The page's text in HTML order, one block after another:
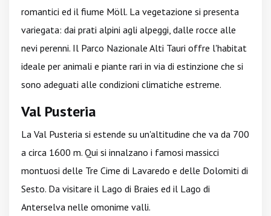
romantici ed il fiume Möll. La vegetazione si presenta
variegata: dai prati alpini agli alpeggi, dalle rocce alle
nevi perenni. Il Parco Nazionale Alti Tauri offre l'habitat
ideale per animali e piante rari in via di estinzione che si
sono adeguati alle condizioni climatiche estreme.
Val Pusteria
La Val Pusteria si estende su un'altitudine che va da 700
a circa 1600 m. Qui si innalzano i famosi massicci
montuosi delle Tre Cime di Lavaredo e delle Dolomiti di
Sesto. Da visitare il Lago di Braies ed il Lago di
Anterselva nelle omonime valli.